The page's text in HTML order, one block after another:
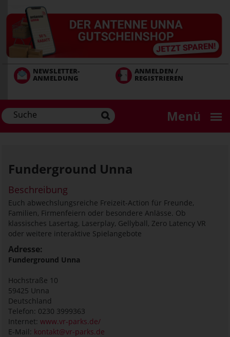
zum
Inhalt
NEWSLETTER-
ANMELDUNG
ANMELDEN /
REGISTRIEREN
Menü
Funderground Unna
Beschreibung
Euch abwechslungsreiche Freizeit-Action für Freunde,
Familien, Firmenfeiern oder besondere Anlässe. Ob
klassisches Lasertag, Laserplay, Gellyball, Zero Latency VR
oder weitere interaktive Spielangebote
Adresse:
Funderground Unna
Hochstraße 10
59425 Unna
Deutschland
Telefon: 0230 3999363
Internet: www.vr-parks.de/
E-Mail: kontakt@vr-parks.de